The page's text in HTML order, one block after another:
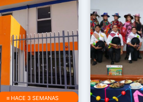
≡ HACE 3 SEMANAS